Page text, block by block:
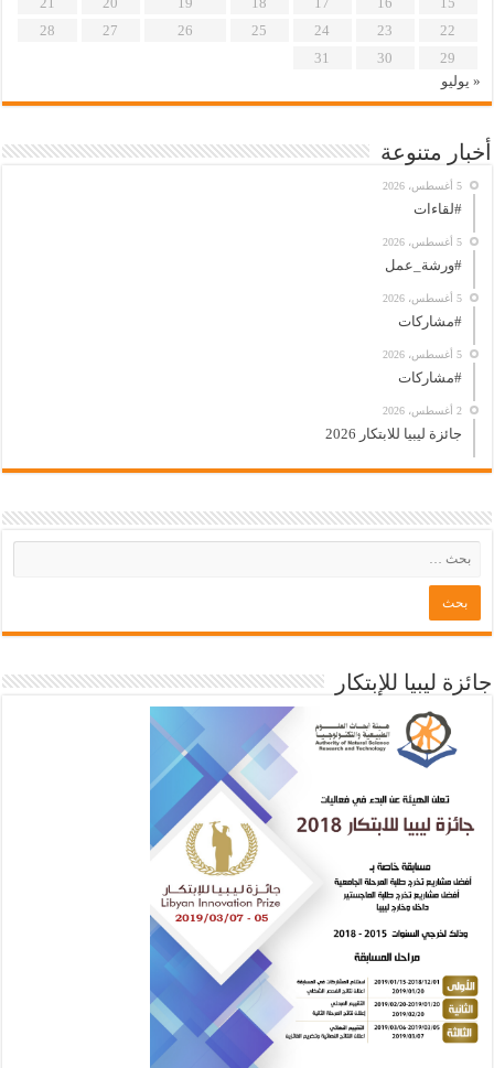
22
23
24
25
26
27
28
29
30
31
« يوليو
أخبار متنوعة
5 أغسطس، 2026
#لقاءات
5 أغسطس، 2026
#ورشة_عمل
5 أغسطس، 2026
#مشاركات
5 أغسطس، 2026
#مشاركات
2 أغسطس، 2026
جائزة ليبيا للابتكار 2026
جائزة ليبيا للإبتكار